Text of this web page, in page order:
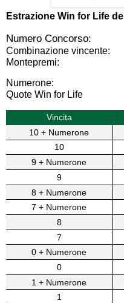
Estrazione Win for Life del
Numero Concorso:
Combinazione vincente:
Montepremi:
Numerone:
Quote Win for Life
Vincita
10 + Numerone
10
9 + Numerone
9
8 + Numerone
7 + Numerone
8
7
0 + Numerone
0
1 + Numerone
1